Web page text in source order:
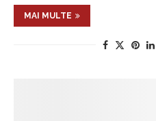
MAI MULTE